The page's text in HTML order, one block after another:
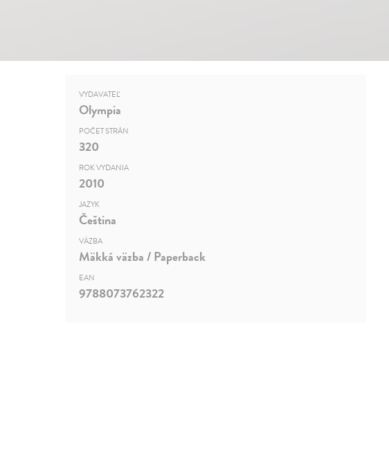
VYDAVATEĽ
Olympia
POČET STRÁN
320
ROK VYDANIA
2010
JAZYK
Čeština
VÄZBA
Mäkká väzba / Paperback
EAN
9788073762322